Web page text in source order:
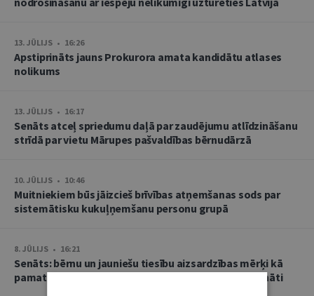
13. JŪLIJS • 16:26
Apstiprināts jauns Prokurora amata kandidātu atlases
nolikums
13. JŪLIJS • 16:17
Senāts atceļ spriedumu daļā par zaudējumu atlīdzināšanu
strīdā par vietu Mārupes pašvaldības bērnudārzā
10. JŪLIJS • 10:46
Muitniekiem būs jāizcieš brīvības atņemšanas sods par
sistemātisku kukuļņemšanu personu grupā
8. JŪLIJS • 16:21
Senāts: bērnu un jauniešu tiesību aizsardzības mērķi kā
pamatu atbrīvojumam no PVN nevar tulkot paplašināti